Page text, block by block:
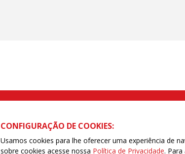
Rua Caetano Pinto nº 575 CEP 03041-000 Brás, São
CONFIGURAÇÃO DE COOKIES:
Usamos cookies para lhe oferecer uma experiência de
sobre cookies acesse nossa Política de Privacidade.